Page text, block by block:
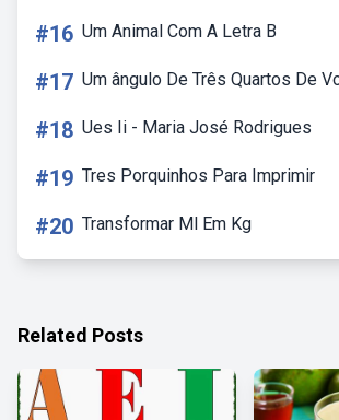
#16 Um Animal Com A Letra B
#17 Um ângulo De Três Quartos De
#18 Ues Ii - Maria José Rodrigues
#19 Tres Porquinhos Para Imprimir
#20 Transformar Ml Em Kg
Related Posts